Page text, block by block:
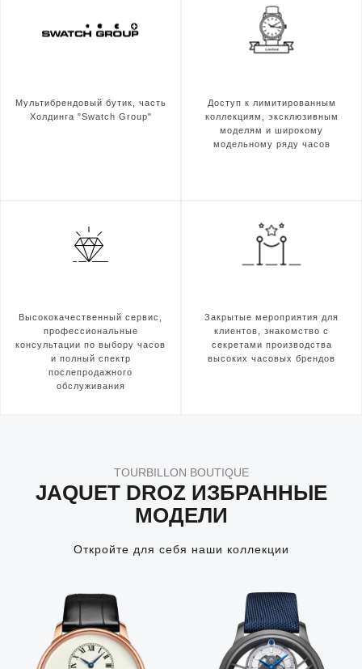
Мультибрендовый бутик, часть
Холдинга "Swatch Group"
Доступ к лимитированным
коллекциям, эксклюзивным
моделям и широкому
модельному ряду часов
Высококачественный сервис,
профессиональные
консультации по выбору часов
и полный спектр
послепродажного
обслуживания
Закрытые мероприятия для
клиентов, знакомство с
секретами производства
высоких часовых брендов
TOURBILLON BOUTIQUE
JAQUET DROZ ИЗБРАННЫЕ
МОДЕЛИ
Откройте для себя наши коллекции